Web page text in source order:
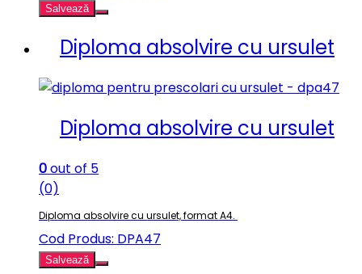
Salvează
Diploma absolvire cu ursulet
Diploma absolvire cu ursulet
0out of 5
(0)
Diploma absolvire cu ursulet, format A4.
Cod Produs: DPA47
Salvează